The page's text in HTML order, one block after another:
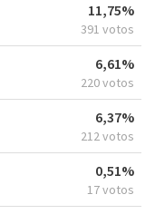
11,75%
391 votos
6,61%
220 votos
6,37%
212 votos
0,51%
17 votos